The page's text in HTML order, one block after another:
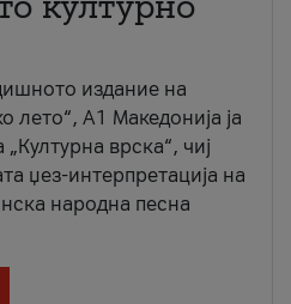
издание на
лето“, А1 Македонија ја
врска“, чиј
џез-интерпретација на
народна песна